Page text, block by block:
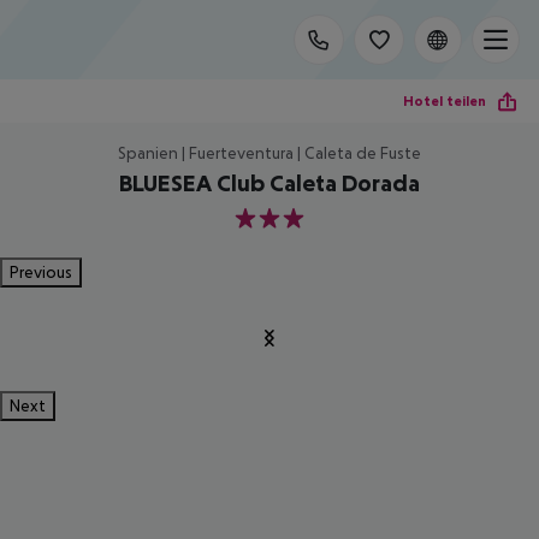
Hotel teilen
Spanien | Fuerteventura | Caleta de Fuste
BLUESEA Club Caleta Dorada
3
Previous
Next